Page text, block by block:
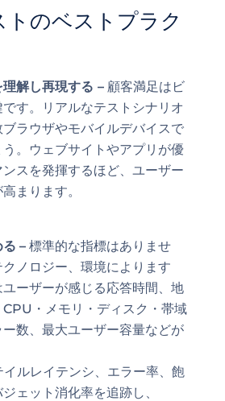
トのベストプラク
解し再現する –顧客満足はビ
す。リアルなテストシナリオ
ラウザやモバイルデバイスで
。ウェブサイトやアプリが優
スを発揮するほど、ユーザー
まります。
–標準的な指標はありませ
ノロジー、環境によります
ーザーが感じる応答時間、地
・メモリ・ディスク・帯域
数、最大ユーザー容量などが
ルレイテンシ、エラー率、飽
ェット消化率を追跡し、